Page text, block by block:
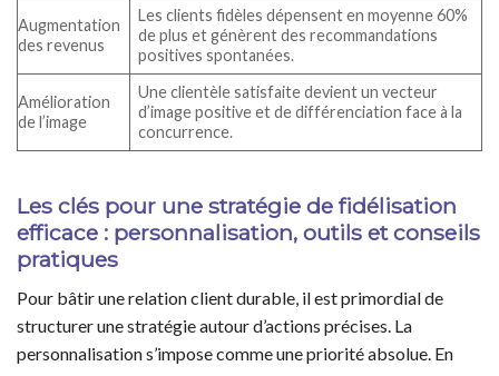
Augmentation
des revenus
Les clients fidèles dépensent en moyenne 60%
de plus et génèrent des recommandations
positives spontanées.
Amélioration
de l’image
Une clientèle satisfaite devient un vecteur
d’image positive et de différenciation face à la
concurrence.
Les clés pour une stratégie de fidélisation
efficace : personnalisation, outils et conseils
pratiques
Pour bâtir une relation client durable, il est primordial de
structurer une stratégie autour d’actions précises. La
personnalisation s’impose comme une priorité absolue. En